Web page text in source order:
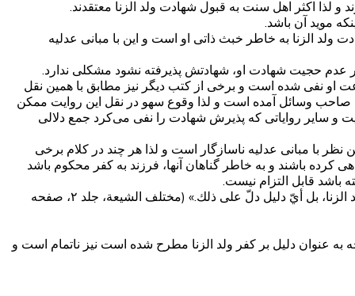
لذا اکثر اهل سنت به قبول شهادت ولد الزنا معتقدند.
موید آن باشد.
ولد الزنا به خاطر خبث ذاتی او است و این با مبانی عدلیه
عدم حجیت شهادت او، شهادتش پذیرفته نشود مشکلی ندارد.
او نفی شده است و برخی از کتب دیگر نیز مطابق با همین نقل
صاحب وسائل آمده است و لذا وقوع سهو در نقل این روایت ممکن
و سایر روایاتی که پذیرش شهادت را نفی می‌کرد جمع دلالی
با مبانی عدلیه ناسازگار است و لذا هر چند در کلام برخی
باشند و به خاطر گناهان آنها، فرزند به کفر محکوم باشد
باشد قابل التزام نیست.
در کلام برخی مثل ابن ادریس بر کفر ولد الزنا اجماع ادعا کرده است و مرحوم علامه در رد او فرموده است: «و أي إجماع حصل على كفر ولد الزنا، بل أيّ دليل دلّ على ذلك.» (مختلف الشیعة، جلد ۲، صفحه
دلیل بر کفر ولد الزنا مطرح شده است نیز ناتمام است و